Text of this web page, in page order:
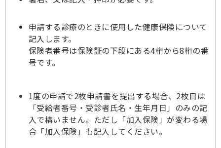
申請する診療のときに使用した健康保険について
記入します。
保険者番号は保険証の下段にある4桁から8桁の番
号です。
1度の申請で2枚申請書を提出する場合、2枚目は
「受給者番号・受診者氏名・生年月日」のみの記
入で構いません。ただし「加入保険」が変わる場
合「加入保険」も記入してください。